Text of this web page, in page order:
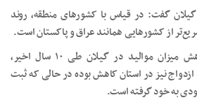
گفت: در قیاس با کشورهای منطقه، روند
از کشورهایی همانند عراق و پاکستان است.
دکتر آشوبی با اشاره به کاهش میزان موالید در گیلان طی ۱۰ سال اخیر،
ازدواج نیز در استان کاهش بوده در حالی که ثبت
به خود گرفته است.